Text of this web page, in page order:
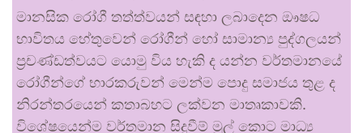
මානසික රෝගී තත්ත්වයන් සඳහා ලබාදෙන ඖෂධ
භාවිතය හේතුවෙන් රෝගීන් හෝ සාමාන්‍ය පුද්ගලයන්
ප්‍රචණ්ඩත්වයට යොමු විය හැකි ද යන්න වර්තමානයේ
රෝගීන්ගේ භාරකරුවන් මෙන්ම පොදු සමාජය තුළ ද
නිරන්තරයෙන් කතාබහට ලක්වන මාතෘකාවකි.
විශේෂයෙන්ම වර්තමාන සිදුවීම් මුල් කොට මාධ්‍ය